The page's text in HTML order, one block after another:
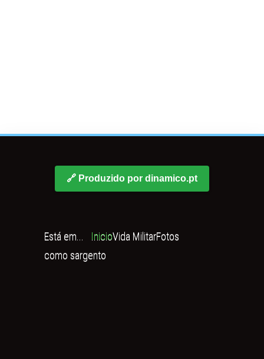
🔗 Produzido por dinamico.pt
Está em... InicioVida MilitarFotos
como sargento